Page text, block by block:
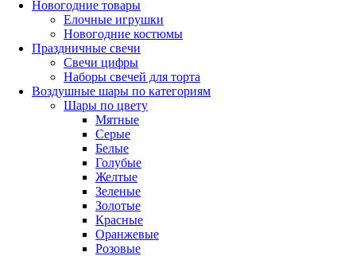
Новогодние товары
Елочные игрушки
Новогодние костюмы
Праздничные свечи
Свечи цифры
Наборы свечей для торта
Воздушные шары по категориям
Шары по цвету
Мятные
Серые
Белые
Голубые
Желтые
Зеленые
Золотые
Красные
Оранжевые
Розовые